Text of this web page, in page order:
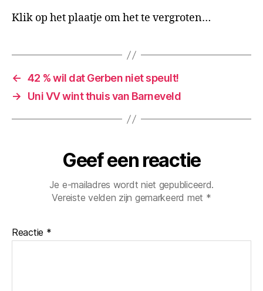
Klik op het plaatje om het te vergroten…
← 42 % wil dat Gerben niet speult!
→
Uni VV wint thuis van Barneveld
Geef een reactie
Je e-mailadres wordt niet gepubliceerd.
Vereiste velden zijn gemarkeerd met *
Reactie *